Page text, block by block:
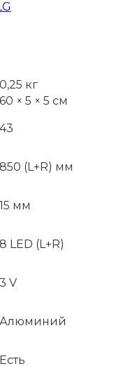
0,25 кг
60 × 5 × 5 см
43
850 (L+R) мм
15 мм
8 LED (L+R)
3 V
Алюминий
Есть